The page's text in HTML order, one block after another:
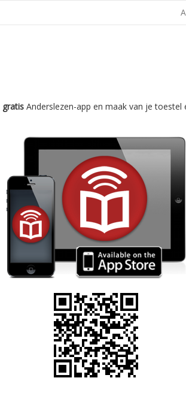
gratis Anderslezen-app en maak van je toestel